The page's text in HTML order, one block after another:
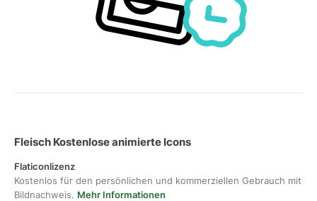
Fleisch Kostenlose animierte Icons
Flaticonlizenz
Kostenlos für den persönlichen und kommerziellen Gebrauch mit
Bildnachweis. Mehr Informationen